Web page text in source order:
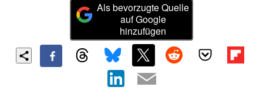
Als bevorzugte Quelle
auf Google
hinzufügen